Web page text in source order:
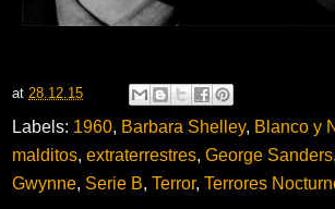
at 28.12.15
Labels: 1960 Barbara Shelley, Blanco y
malditos extraterrestres George Sanders
Gwynne Serie B Terror, Terrores